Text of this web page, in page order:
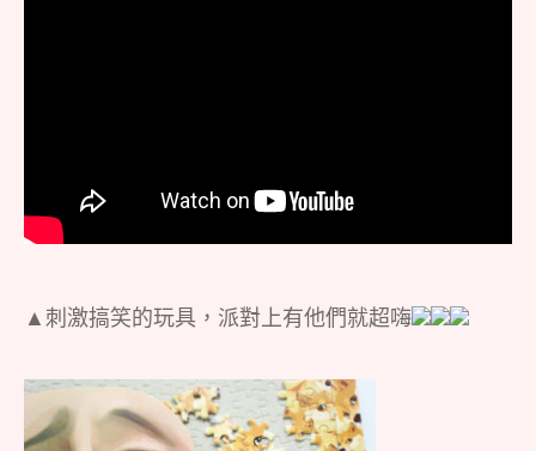
▲刺激搞笑的玩具，派對上有他們就超嗨